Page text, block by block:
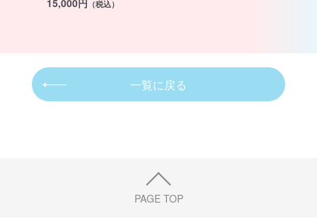
15,000円 （税込）
一覧に戻る
PAGE TOP